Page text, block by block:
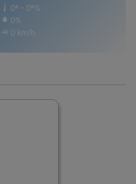
0º - 0º%
0%
0 km/h